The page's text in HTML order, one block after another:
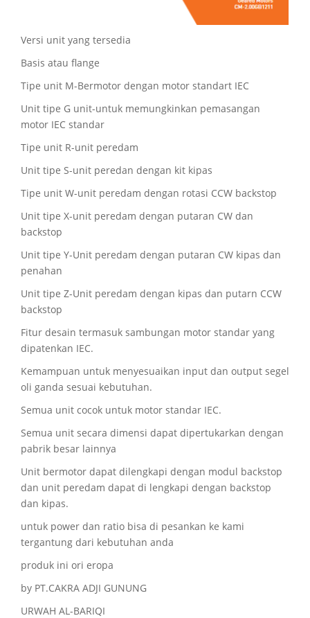
Versi unit yang tersedia
Basis atau flange
Tipe unit M-Bermotor dengan motor standart IEC
Unit tipe G unit-untuk memungkinkan pemasangan
motor IEC standar
Tipe unit R-unit peredam
Unit tipe S-unit peredan dengan kit kipas
Tipe unit W-unit peredam dengan rotasi CCW backstop
Unit tipe X-unit peredam dengan putaran CW dan
backstop
Unit tipe Y-Unit peredam dengan putaran CW kipas dan
penahan
Unit tipe Z-Unit peredam dengan kipas dan putarn CCW
backstop
Fitur desain termasuk sambungan motor standar yang
dipatenkan IEC.
Kemampuan untuk menyesuaikan input dan output segel
oli ganda sesuai kebutuhan.
Semua unit cocok untuk motor standar IEC.
Semua unit secara dimensi dapat dipertukarkan dengan
pabrik besar lainnya
Unit bermotor dapat dilengkapi dengan modul backstop
dan unit peredam dapat di lengkapi dengan backstop
dan kipas.
untuk power dan ratio bisa di pesankan ke kami
tergantung dari kebutuhan anda
produk ini ori eropa
by PT.CAKRA ADJI GUNUNG
URWAH AL-BARIQI